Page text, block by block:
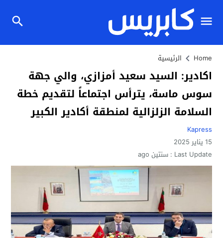
Home الرئيسية
اكادير: السيد سعيد أمزازي، والي جهة
سوس ماسة، يترأس اجتماعاً لتقديم خطة
السلامة الزلزالية لمنطقة أكادير الكبير
Kapress
15 يناير 2025
Last Update : سنتين ago